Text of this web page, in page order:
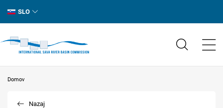
SLO
Domov
Nazaj